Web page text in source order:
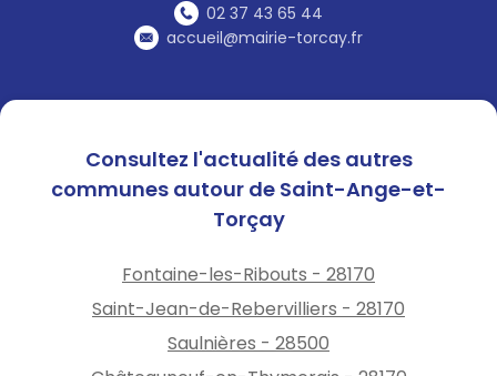
02 37 43 65 44
accueil@mairie-torcay.fr
Consultez l'actualité des autres
communes autour de Saint-Ange-et-
Torçay
Fontaine-les-Ribouts - 28170
Saint-Jean-de-Rebervilliers - 28170
Saulnières - 28500